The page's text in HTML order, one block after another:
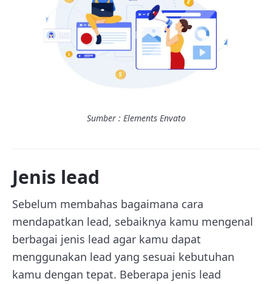
Sumber : Elements Envato
Jenis lead
Sebelum membahas bagaimana cara
mendapatkan lead, sebaiknya kamu mengenal
berbagai jenis lead agar kamu dapat
menggunakan lead yang sesuai kebutuhan
kamu dengan tepat. Beberapa jenis lead